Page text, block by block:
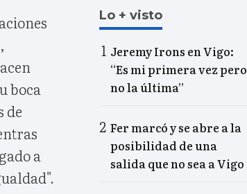
boca
de
a
Lo + visto
Jeremy Irons en Vigo:
“Es mi primera vez pero
no la última”
Fer marcó y se abre a la
posibilidad de una
salida que no sea a Vigo